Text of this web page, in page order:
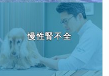
慢性腎不全